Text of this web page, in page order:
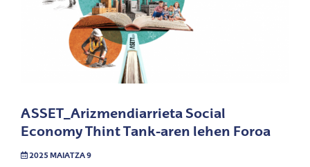
ASSET_Arizmendiarrieta Social
Economy Thint Tank-aren lehen Foroa
2025 MAIATZA 9